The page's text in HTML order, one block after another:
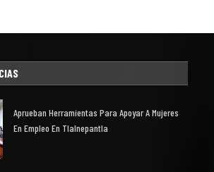
Aprueban Herramientas Para Apoyar A Mujeres
En Empleo En Tlalnepantla